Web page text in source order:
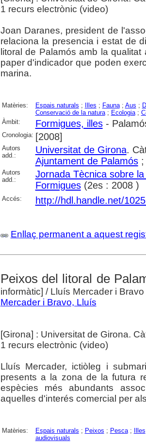
1 recurs electrònic (video)
Joan Daranes, president de
relaciona la presencia i estat de
litoral de Palamós amb la
paper d'indicador que poden
marina.
Matèries: Espais naturals ; Illes ; Fauna; Aus ;
Conservació de la natura; Ecologia;
Àmbit:
Formigues, illes-
Cronologia: [2008]
Autors
add.:
Universitat de Girona.
Ajuntament de Palamós
Autors
add.:
Jornada Tècnica sobre
Formigues(2es : 2008 )
Accés: http://hdl.handle.net/
Enllaç permanent a aquest
Peixos del litoral de
informàtic] / Lluís Mercader i Bravo
Mercader i Bravo, Lluís
[Girona] : Universitat de Girona.
1 recurs electrònic (video)
Lluís Mercader, ictiòleg i
presents a la zona de la futura
espècies més abundants
aquelles d'interés comercial per
Matèries: Espais naturals ; Peixos ; Pesca; Illes
audiovisuals